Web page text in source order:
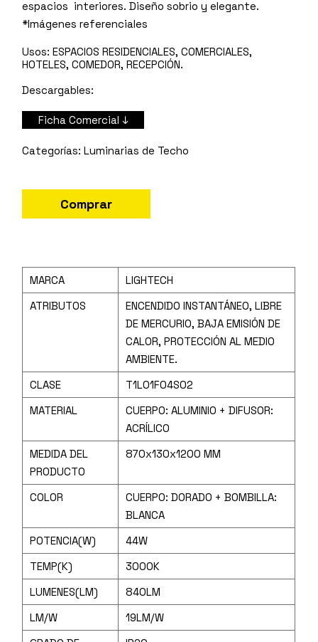
espacios interiores. Diseño sobrio y elegante.
*Imágenes referenciales
Usos:ESPACIOS RESIDENCIALES, COMERCIALES,
HOTELES, COMEDOR, RECEPCIÓN.
Descargables:
Ficha Comercial ↓
Luminarias de Techo
Comprar
MARCA
LIGHTECH
ATRIBUTOS
ENCENDIDO INSTANTÁNEO, LIBRE
DE MERCURIO, BAJA EMISIÓN DE
CALOR, PROTECCIÓN AL MEDIO
AMBIENTE.
CLASE
T1L01F04S02
MATERIAL
CUERPO: ALUMINIO + DIFUSOR:
ACRÍLICO
MEDIDA DEL
PRODUCTO
870x130x1200 MM
COLOR
CUERPO: DORADO + BOMBILLA:
BLANCA
POTENCIA(W)
44W
TEMP(K)
3000K
LUMENES(LM)
840LM
LM/W
19LM/W